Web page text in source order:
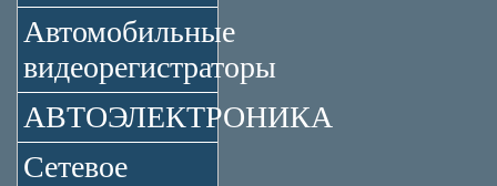
Автомобильные
видеорегистраторы
АВТОЭЛЕКТРОНИКА
Сетевое